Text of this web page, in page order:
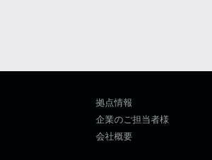
拠点情報
企業のご担当者様
会社概要